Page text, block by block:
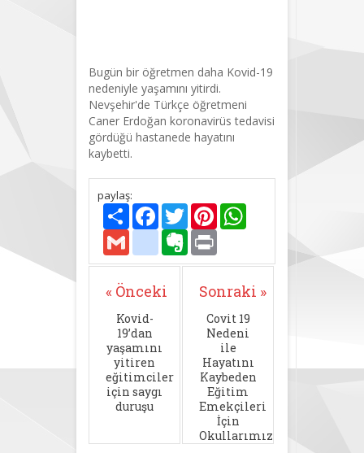
Bugün bir öğretmen daha Kovid-19
nedeniyle yaşamını yitirdi.
Nevşehir'de Türkçe öğretmeni
Caner Erdoğan koronavirüs tedavisi
gördüğü hastanede hayatını
kaybetti.
paylaş:
PaylaşFacebook
TwitterPinterest
Gmail deliciousEvernote
« Önceki
Kovid-
19’dan
yaşamını
yitiren
eğitimciler
için saygı
duruşu
Sonraki »
Covit 19
Nedeni
ile
Hayatını
Kaybeden
Eğitim
Emekçileri
İçin
Okullarımızda